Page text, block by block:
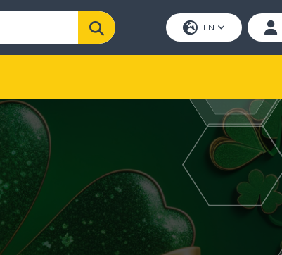
EN